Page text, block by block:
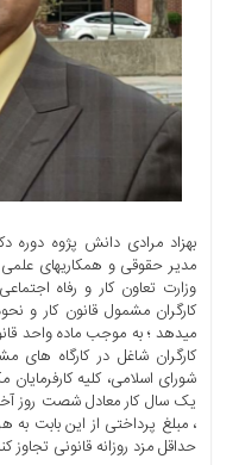
علمی
دسترسی
برگه
نمونه
تعرفه
درباره
بهزاد مرادی دانش پژوه
مدیر حقوقی و همکاریهای
وزارت تعاون کار و رفاه
میدهد ؛ به موجب ماده واحد
شورای اسلامی، کلیه
یک سال کار معادل شصت روز
، مبلغ پرداختی از این بابت به
حداقل مزد روزانه قانونی تجاوز